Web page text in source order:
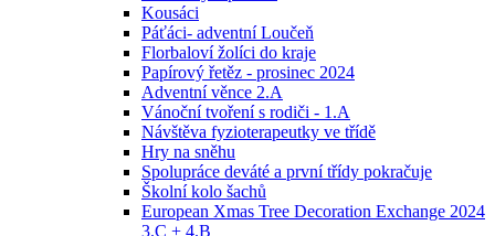
Kousáci
Páťáci- adventní Loučeň
Florbaloví žolíci do kraje
Papírový řetěz - prosinec 2024
Adventní věnce 2.A
Vánoční tvoření s rodiči - 1.A
Návštěva fyzioterapeutky ve třídě
Hry na sněhu
Spolupráce deváté a první třídy pokračuje
Školní kolo šachů
European Xmas Tree Decoration Exchange 2024
3.C + 4.B